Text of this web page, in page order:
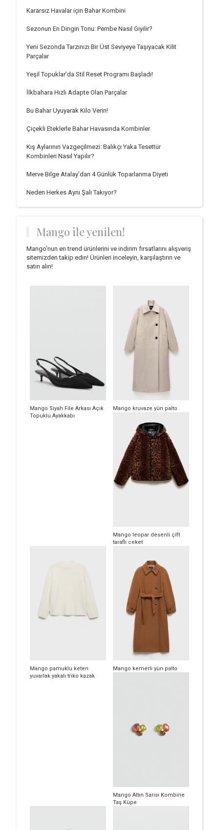
Kararsız Havalar için Bahar Kombini
Sezonun En Dingin Tonu: Pembe Nasıl Giyilir?
Yeni Sezonda Tarzınızı Bir Üst Seviyeye Taşıyacak Kilit
Parçalar
Yeşil Topuklar’da Stil Reset Programı Başladı!
İlkbahara Hızlı Adapte Olan Parçalar
Bu Bahar Uyuyarak Kilo Verin!
Çiçekli Eteklerle Bahar Havasında Kombinler
Kış Aylarının Vazgeçilmezi: Balıkçı Yaka Tesettür
Kombinleri Nasıl Yapılır?
Merve Bilge Atalay’dan 4 Günlük Toparlanma Diyeti
Neden Herkes Aynı Şalı Takıyor?
Mango ile yenilen!
Mango'nun en trend ürünlerini ve indirim fırsatlarını alışveriş
sitemizden takip edin! Ürünleri inceleyin, karşılaştırın ve
satın alın!
Mango Siyah File Arkası Açık
Topuklu Ayakkabı
Mango kruvaze yün palto
Mango leopar desenli çift
taraflı ceket
Mango pamuklu keten
yuvarlak yakalı triko kazak
Mango kemerli yün palto
Mango Altın Sarısı Kombine
Taş Küpe